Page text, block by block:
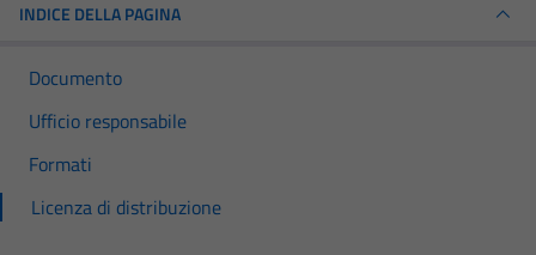
INDICE DELLA PAGINA
Documento
Ufficio responsabile
Formati
Licenza di distribuzione